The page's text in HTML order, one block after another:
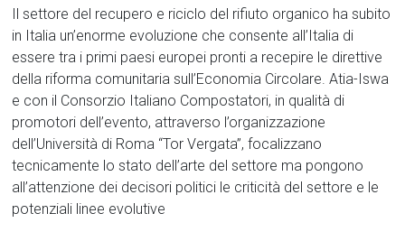
Il settore del recupero e riciclo del rifiuto organico ha subito
in Italia un’enorme evoluzione che consente all’Italia di
essere tra i primi paesi europei pronti a recepire le direttive
della riforma comunitaria sull’Economia Circolare. Atia-Iswa
e con il Consorzio Italiano Compostatori, in qualità di
promotori dell’evento, attraverso l’organizzazione
dell’Università di Roma “Tor Vergata”, focalizzano
tecnicamente lo stato dell’arte del settore ma pongono
all’attenzione dei decisori politici le criticità del settore e le
potenziali linee evolutive